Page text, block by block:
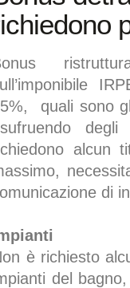
quali sono
alcun
di
è richiesto
del